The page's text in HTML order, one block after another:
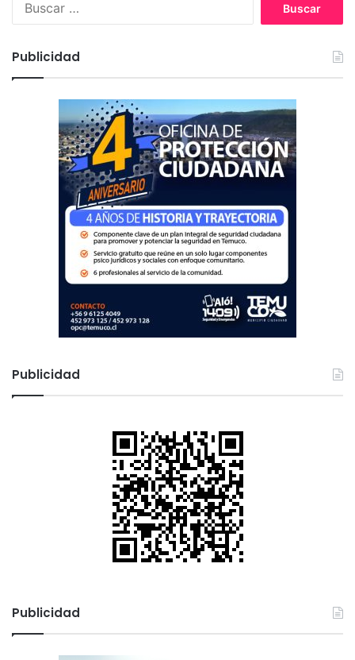
a
:
Publicidad
Publicidad
Publicidad